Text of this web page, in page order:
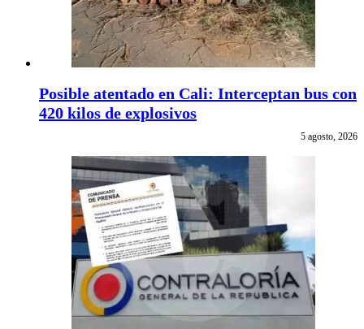
Posible atentado en Cali: Interceptan bus con
420 kilos de explosivos
5 agosto, 2026